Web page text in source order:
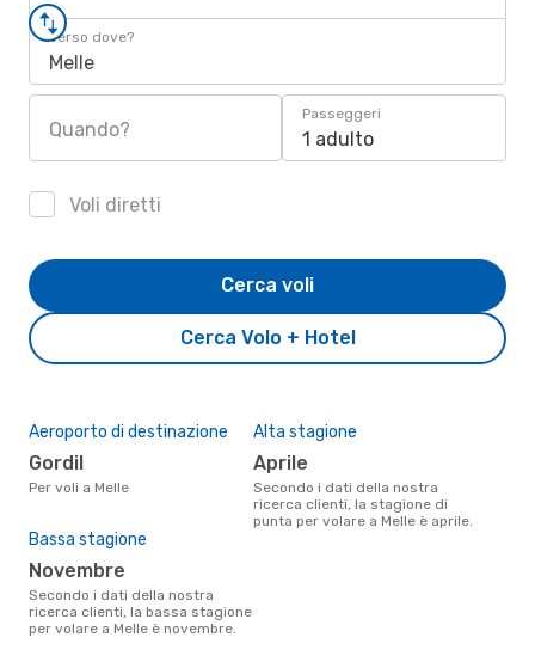
Verso dove?
Melle
Quando?
Passeggeri
1 adulto
Voli diretti
Cerca Volo + Hotel
Cerca voli
Aeroporto di destinazione
Gordil
Per voli a Melle
Alta stagione
aprile
Secondo i dati della nostra
ricerca clienti, la stagione di
punta per volare a Melle è aprile.
Bassa stagione
novembre
Secondo i dati della nostra
ricerca clienti, la bassa stagione
per volare a Melle è novembre.